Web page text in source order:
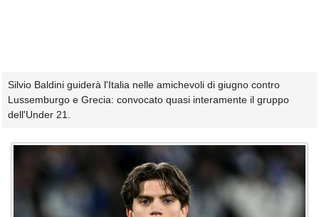
Silvio Baldini guiderà l'Italia nelle amichevoli di giugno contro
Lussemburgo e Grecia: convocato quasi interamente il gruppo
dell'Under 21.